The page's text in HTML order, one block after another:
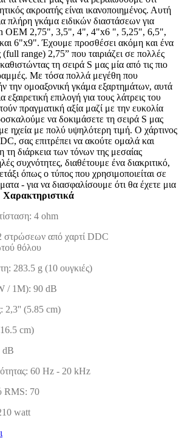
ακροατής είναι ικανοποιημένος. Αυτή
πλήρη γκάμα ειδικών διαστάσεων για
OEM 2,75", 3,5", 4", 4"x6 ", 5,25", 6,5",
6"x9". Έχουμε προσθέσει ακόμη και ένα
range) 2,75” που ταιριάζει σε πολλές
τη σειρά S μας μία από τις πιο
Με τόσα πολλά μεγέθη που
την ομοαξονική γκάμα εξαρτημάτων, αυτά
εξαιρετική επιλογή για τους λάτρεις του
πραγματική αξία μαζί με την ευκολία
να δοκιμάσετε τη σειρά S μας
με ηχεία με πολύ υψηλότερη τιμή. Ο χάρτινος
σας επιτρέπει να ακούτε ομαλά και
διάρκεια των τόνων της μεσαίας
συχνότητες, διαθέτουμε ένα διακριτικό,
όπως ο τύπος που χρησιμοποιείται σε
- για να διασφαλίσουμε ότι θα έχετε μια
Xαρακτηριστικά
4 ohm
στρώσεων από χαρτί DDC
θόλου
283.5 g (10 ουγκιές)
/ 1M): 90 dB
2,3'' (5.85 cm)
cm)
dB
60 Hz - 20 kHz
RMS: 70
watt